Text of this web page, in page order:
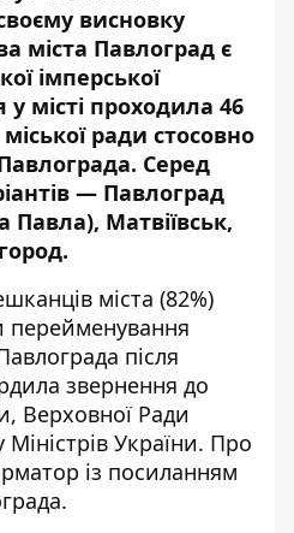
висновку
міста Павлоград є
імперської
місті проходила 46
ради стосовно
Серед
— Павлоград
Павла), Матвіївськ,
міста (82%)
перейменування
після
звернення до
Верховної Ради
Міністрів України. Про
із посиланням
.